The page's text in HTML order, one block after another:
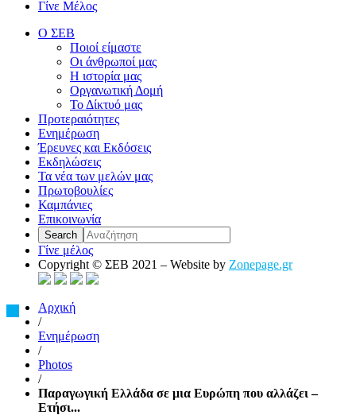
Γίνε Μέλος
Ο ΣΕΒ
Ποιοί είμαστε
Οι άνθρωποί μας
Η ιστορία μας
Οργανωτική Δομή
Το Δίκτυό μας
Προτεραιότητες
Ενημέρωση
Έρευνες και Εκδόσεις
Εκδηλώσεις
Τα νέα των μελών μας
Πρωτοβουλίες
Καμπάνιες
Επικοινωνία
Γίνε μέλος
Copyright © ΣΕΒ 2021 – Website by Zonepage.gr
Αρχική
/
Ενημέρωση
/
Photos
/
Παραγωγική Ελλάδα σε μια Ευρώπη που αλλάζει –
Ετήσι...